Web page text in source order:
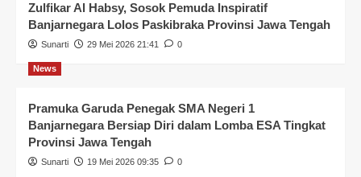
Zulfikar Al Habsy, Sosok Pemuda Inspiratif
Banjarnegara Lolos Paskibraka Provinsi Jawa Tengah
Sunarti 29 Mei 2026 21:41 0
News
Pramuka Garuda Penegak SMA Negeri 1
Banjarnegara Bersiap Diri dalam Lomba ESA Tingkat
Provinsi Jawa Tengah
Sunarti 19 Mei 2026 09:35 0